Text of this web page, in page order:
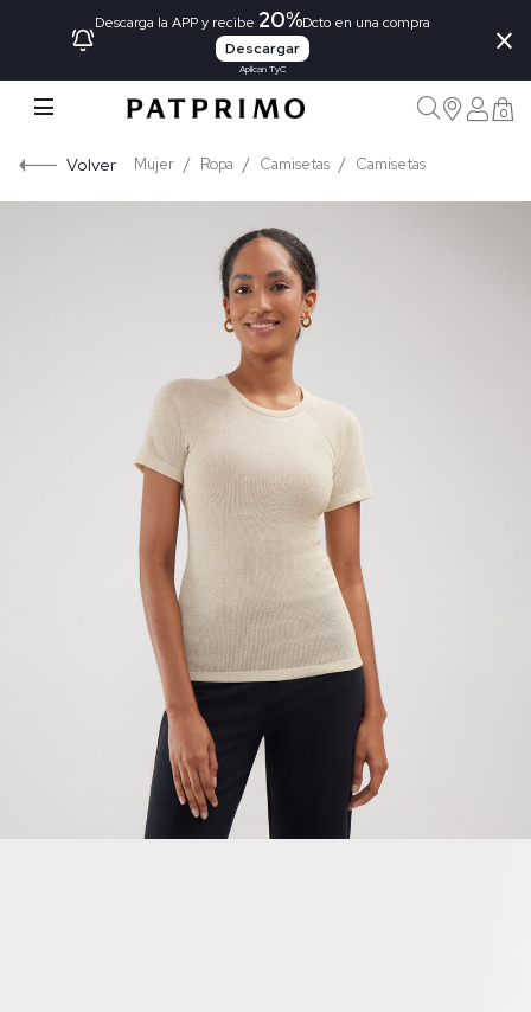
Descarga la APP y recibe 20%Dcto en una compra
Descargar
Aplican TyC
×
0
Volver Mujer Ropa Camisetas Camisetas